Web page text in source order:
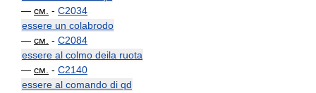
— см. - C2034
essere un colabrodo
— см. - C2084
essere al colmo deila ruota
— см. - C2140
essere al comando di qd